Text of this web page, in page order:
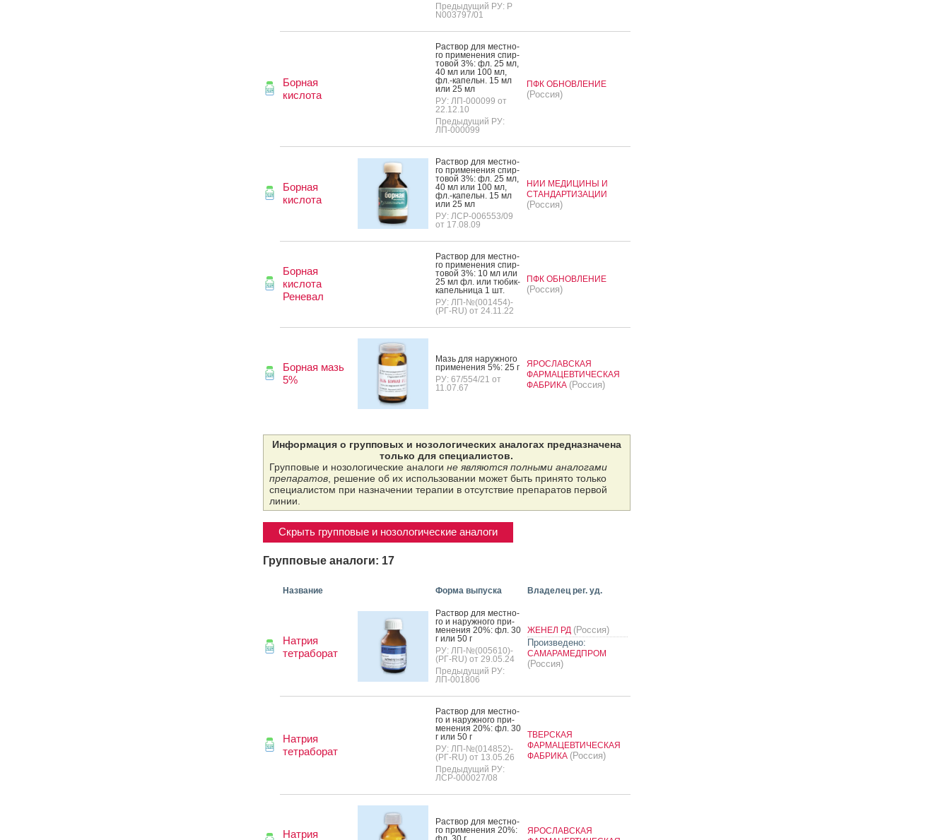
Предыдущий РУ: Р
N003797/01
Борная
кислота
Рас­твор для мес­тно­
го при­мене­ния спир­
то­вой 3%: фл. 25 мл,
40 мл или 100 мл,
фл.-ка­пельн. 15 мл
или 25 мл
РУ: ЛП-000099 от
22.12.10
Предыдущий РУ:
ЛП-000099
ПФК ОБНОВЛЕНИЕ
(Россия)
Борная
кислота
Рас­твор для мес­тно­
го при­мене­ния спир­
то­вой 3%: фл. 25 мл,
40 мл или 100 мл,
фл.-ка­пельн. 15 мл
или 25 мл
РУ: ЛСР-006553/09
от 17.08.09
НИИ МЕДИЦИНЫ И
СТАНДАРТИЗАЦИИ
(Россия)
Борная
кислота
Реневал
Рас­твор для мес­тно­
го при­мене­ния спир­
то­вой 3%: 10 мл или
25 мл фл. или тю­бик-
ка­пель­ни­ца 1 шт.
РУ: ЛП-№(001454)-
(РГ-RU) от 24.11.22
ПФК ОБНОВЛЕНИЕ
(Россия)
Борная мазь
5%
Мазь для на­руж­но­го
при­мене­ния 5%: 25 г
РУ: 67/554/21 от
11.07.67
ЯРОСЛАВСКАЯ
ФАРМАЦЕВТИЧЕСКАЯ
ФАБРИКА (Россия)
Информация о групповых и нозологических аналогах предназначена
только для специалистов.
Групповые и нозологические аналоги не являются полными аналогами
препаратов, решение об их использовании может быть принято только
специалистом при назначении терапии в отсутствие препаратов первой
линии.
Скрыть групповые и нозологические аналоги
Групповые аналоги: 17
Название Форма выпуска Владелец рег. уд.
Натрия
тетраборат
Рас­твор для мес­тно­
го и на­руж­но­го при­
мене­ния 20%: фл. 30
г или 50 г
РУ: ЛП-№(005610)-
(РГ-RU) от 29.05.24
Предыдущий РУ:
ЛП-001806
ЖЕНЕЛ РД (Россия)
Произведено:
САМАРАМЕДПРОМ
(Россия)
Натрия
тетраборат
Рас­твор для мес­тно­
го и на­руж­но­го при­
мене­ния 20%: фл. 30
г или 50 г
РУ: ЛП-№(014852)-
(РГ-RU) от 13.05.26
Предыдущий РУ:
ЛСР-000027/08
ТВЕРСКАЯ
ФАРМАЦЕВТИЧЕСКАЯ
ФАБРИКА (Россия)
Натрия
Рас­твор для мес­тно­
го при­мене­ния 20%:
ЯРОСЛАВСКАЯ